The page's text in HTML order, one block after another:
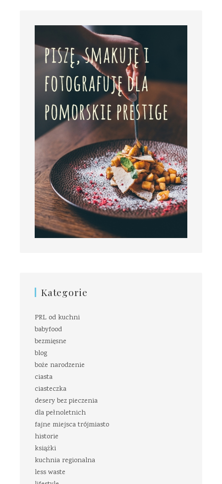
Kategorie
PRL od kuchni
babyfood
bezmięsne
blog
boże narodzenie
ciasta
ciasteczka
desery bez pieczenia
dla pełnoletnich
fajne miejsca trójmiasto
historie
książki
kuchnia regionalna
less waste